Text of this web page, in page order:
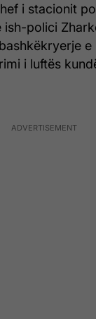
i stacionit
ish-polici
i luftës